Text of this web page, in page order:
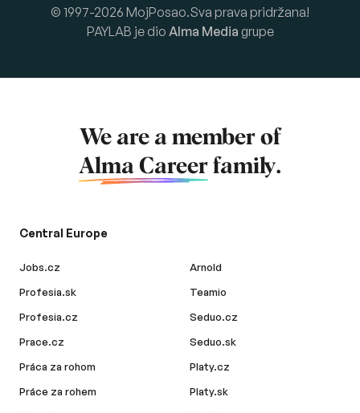
© 1997-2026 MojPosao.Sva prava pridržana!
PAYLAB je dio Alma Media grupe
We are a member of
Alma Career family.
Central Europe
Jobs.cz
Profesia.sk
Profesia.cz
Prace.cz
Práca za rohom
Práce za rohem
Arnold
Teamio
Seduo.cz
Seduo.sk
Platy.cz
Platy.sk